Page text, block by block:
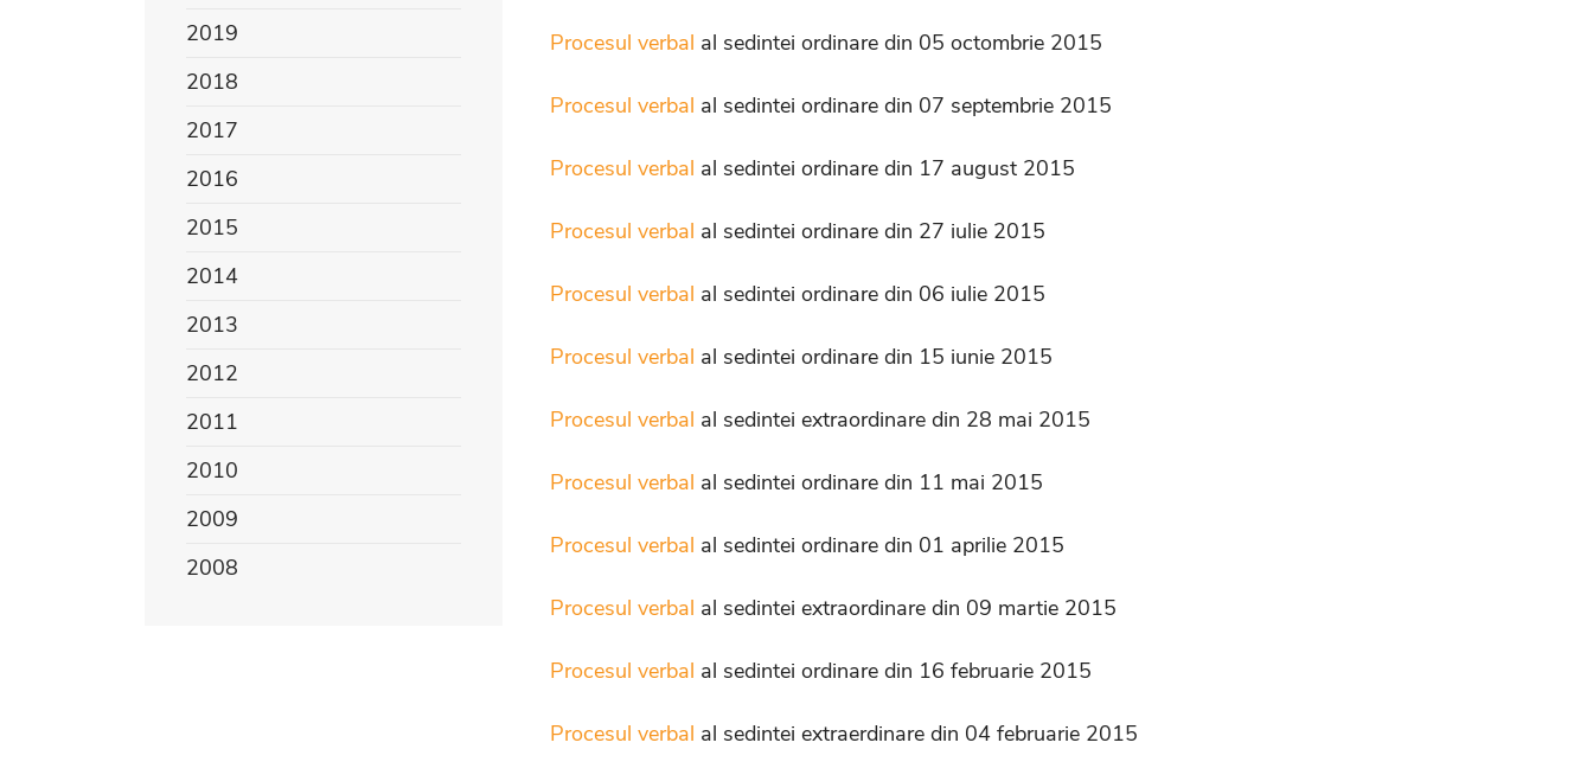
Procesul verbal al sedintei ordinare din 05 octombrie 2015
Procesul verbal al sedintei ordinare din 07 septembrie 2015
Procesul verbal al sedintei ordinare din 17 august 2015
Procesul verbal al sedintei ordinare din 27 iulie 2015
Procesul verbal al sedintei ordinare din 06 iulie 2015
Procesul verbal al sedintei ordinare din 15 iunie 2015
Procesul verbal al sedintei extraordinare din 28 mai 2015
Procesul verbal al sedintei ordinare din 11 mai 2015
Procesul verbal al sedintei ordinare din 01 aprilie 2015
Procesul verbal al sedintei extraordinare din 09 martie 2015
Procesul verbal al sedintei ordinare din 16 februarie 2015
Procesul verbal al sedintei extraerdinare din 04 februarie 2015
2019
2018
2017
2016
2015
2014
2013
2012
2011
2010
2009
2008